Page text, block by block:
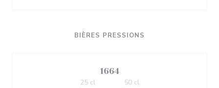
BIÈRES PRESSIONS
1664
25 cl
50 cl